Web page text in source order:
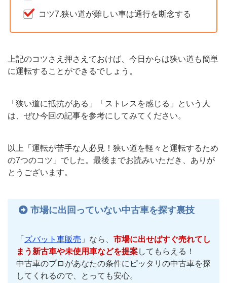
コツ7.狭い道が難しい車は通行を断念する
上記のコツさえ押さえておけば、今日からは狭い道も簡単
に運転することができるでしょう。
「狭い道に抵抗がある」「ストレスを感じる」という人
は、ぜひ今回の記事を参考にしてみてください。
以上「運転が苦手な人必見！狭い道を軽々と運転するため
の7つのコツ」でした。最後までお読みいただき、ありが
とうございます。
市場に出回っていない中古車を探す裏技
「 ズバット車販売 」なら、 市場に出せばすぐ売れてし
まう新古車や未使用車などを提案してもらえる！
中古車のプロがあなたの条件にピッタリの中古車を探
してくれるので、とっても安心。